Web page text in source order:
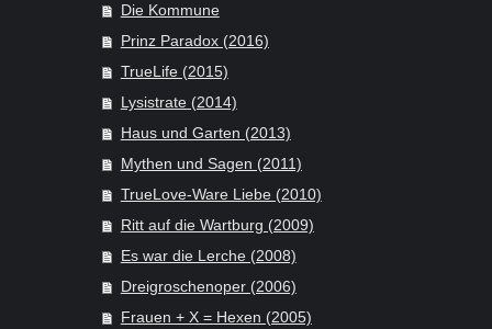
Die Kommune
Prinz Paradox (2016)
TrueLife (2015)
Lysistrate (2014)
Haus und Garten (2013)
Mythen und Sagen (2011)
TrueLove-Ware Liebe (2010)
Ritt auf die Wartburg (2009)
Es war die Lerche (2008)
Dreigroschenoper (2006)
Frauen + X = Hexen (2005)